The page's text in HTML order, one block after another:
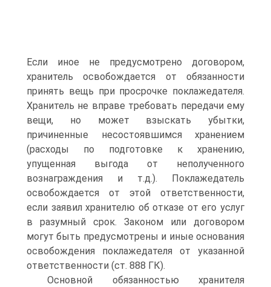
Если иное не предусмотрено договором,
хранитель освобождается от обязанности
принять вещь при просрочке поклажедателя.
Хранитель не вправе требовать передачи ему
вещи, но может взыскать убытки,
причиненные несостоявшимся хранением
(расходы по подготовке к хранению,
упущенная выгода от неполученного
вознаграждения и т.д.). Поклажедатель
освобождается от этой ответственности,
если заявил хранителю об отказе от его услуг
в разумный срок. Законом или договором
могут быть предусмотрены и иные основания
освобождения поклажедателя от указанной
ответственности (ст. 888 ГК).
Основной обязанностью хранителя